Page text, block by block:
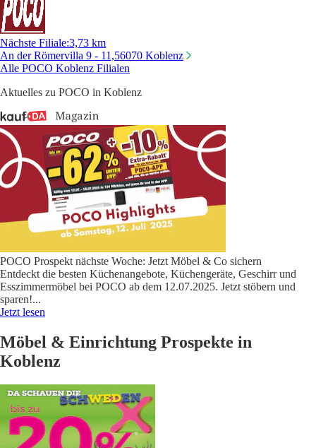
Nächste Filiale:3,73 km
An der Römervilla 9 - 11,56070 Koblenz
Alle POCO Koblenz Filialen
Aktuelles zu POCO in Koblenz
POCO Prospekt nächste Woche: Jetzt Möbel & Co sichern
Entdeckt die besten Küchenangebote, Küchengeräte, Geschirr und
Esszimmermöbel bei POCO ab dem 12.07.2025. Jetzt stöbern und
sparen!...
Jetzt lesen
Möbel & Einrichtung Prospekte in
Koblenz